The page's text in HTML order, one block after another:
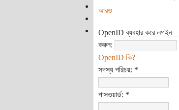
আরও
OpenID ব্যবহার করে লগইন
করুন:
OpenID কি?
সদস্য পরিচয়: *
পাসওয়ার্ড: *